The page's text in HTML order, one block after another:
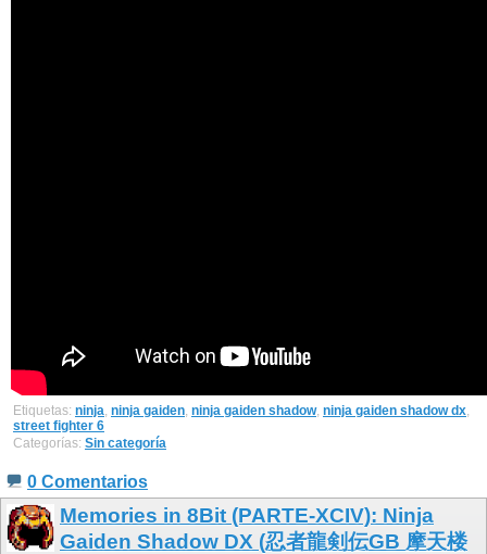
Etiquetas: ninja, ninja gaiden, ninja gaiden shadow, ninja gaiden shadow dx,
street fighter 6
Categorías: Sin categoría
0 Comentarios
Memories in 8Bit (PARTE-XCIV): Ninja
Gaiden Shadow DX (忍者龍剣伝GB 摩天楼